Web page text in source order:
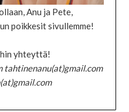
Anu ja Pete,
poikkesit sivullemme!
yhteyttä!
tahtinenanu(at)gmail.com